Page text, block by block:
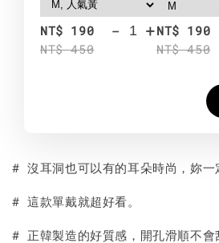
NT$ 190
NT$ 450
- +NT$ 190
NT$ 450
# 沒耳洞也可以有的耳朵時尚，妳一
# 這款單戴就超好看。
# 正韓製造的好質感，開孔滑順不會